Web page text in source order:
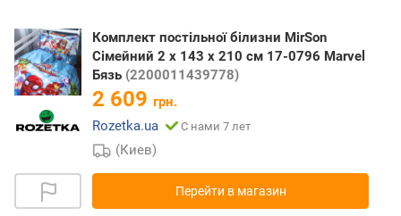
Комплект постільної білизни MirSon
Сімейний 2 x 143 x 210 см 17-0796 Marvel
Бязь (2200011439778)
2 609 грн.
Rozetka.ua
С нами 7 лет
(Киев)
Перейти в магазин